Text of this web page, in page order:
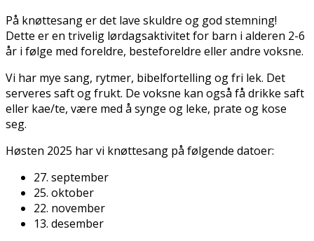
På knøttesang er det lave skuldre og god stemning!
Dette er en trivelig lørdagsaktivitet for barn i alderen 2-6
år i følge med foreldre, besteforeldre eller andre voksne.
Vi har mye sang, rytmer, bibelfortelling og fri lek. Det
serveres saft og frukt. De voksne kan også få drikke saft
eller kaffe/te, være med å synge og leke, prate og kose
seg.
Høsten 2025 har vi knøttesang på følgende datoer:
27. september
25. oktober
22. november
13. desember